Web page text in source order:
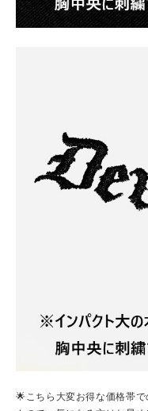
🌟こちら大変お得な価格帯